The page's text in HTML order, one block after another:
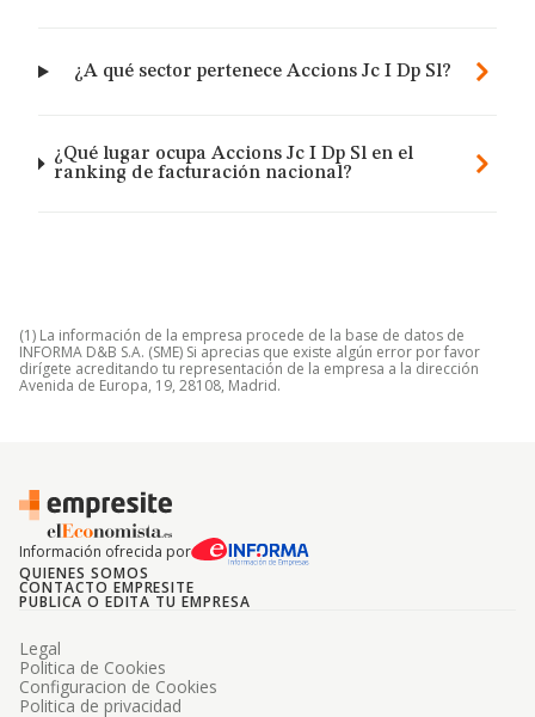
¿A qué sector pertenece Accions Jc I Dp Sl?
¿Qué lugar ocupa Accions Jc I Dp Sl en el
ranking de facturación nacional?
(1) La información de la empresa procede de la base de datos de
INFORMA D&B S.A. (SME) Si aprecias que existe algún error por favor
dirígete acreditando tu representación de la empresa a la dirección
Avenida de Europa, 19, 28108, Madrid.
Información ofrecida por
QUIENES SOMOS
CONTACTO EMPRESITE
PUBLICA O EDITA TU EMPRESA
Legal
Politica de Cookies
Configuracion de Cookies
Politica de privacidad